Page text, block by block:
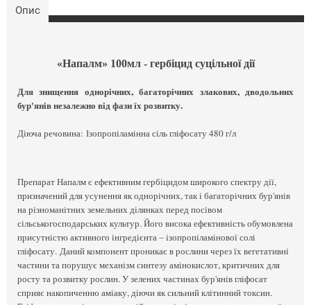
Опис
«Напалм» 100мл - гербіцид суцільної дії
Для знищення однорічних, багаторічних злакових, дводольних
бур'янів незалежно від фази їх розвитку.
Діюча речовина: Ізопропіламінна сіль гліфосату 480 г/л
Препарат Напалм є ефективним гербіцидом широкого спектру дії,
призначений для усунення як однорічних, так і багаторічних бур'янів
на різноманітних земельних ділянках перед посівом
сільськогосподарських культур. Його висока ефективність обумовлена
присутністю активного інгредієнта – ізопропіламінової солі
гліфосату. Даний компонент проникає в рослини через їх вегетативні
частини та порушує механізм синтезу амінокислот, критичних для
росту та розвитку рослин. У зелених частинах бур'янів гліфосат
сприяє накопиченню аміаку, діючи як сильний клітинний токсин.